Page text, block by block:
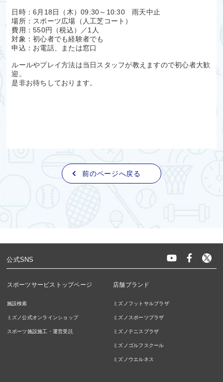
日時：6月18日（木）09:30～10:30 雨天中止
場所：スポーツ広場（人工芝コート）
費用：550円（税込）／1人
対象：初心者でも経験者でも
申込：お電話、または窓口
ルールやプレイ方法は当日スタッフが教えますので初心者大歓
迎。
是非お待ちしております。
前のページへ戻る
公式SNS
スポーツサービストップページ
施設検索
ミズノ公式オンラインショップ
スポーツ施設施工・運営受託
店舗ブランド
ミズノフットサルプラザ
ミズノスポーツプラザ
ミズノテニスプラザ
ミズノゴルフスクール
ミズノウエルネス